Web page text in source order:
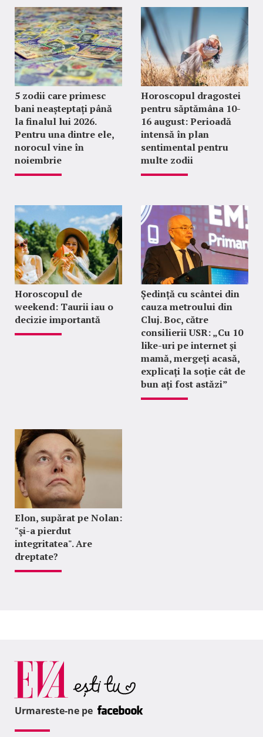
5 zodii care primesc
bani neașteptați până
la finalul lui 2026.
Pentru una dintre ele,
norocul vine în
noiembrie
Horoscopul dragostei
pentru săptămâna 10-
16 august: Perioadă
intensă în plan
sentimental pentru
multe zodii
Horoscopul de
weekend: Taurii iau o
decizie importantă
Ședință cu scântei din
cauza metroului din
Cluj. Boc, către
consilierii USR: „Cu 10
like-uri pe internet și
mamă, mergeți acasă,
explicați la soție cât de
bun ați fost astăzi”
Elon, supărat pe Nolan:
"şi-a pierdut
integritatea". Are
dreptate?
Urmareste-ne pe